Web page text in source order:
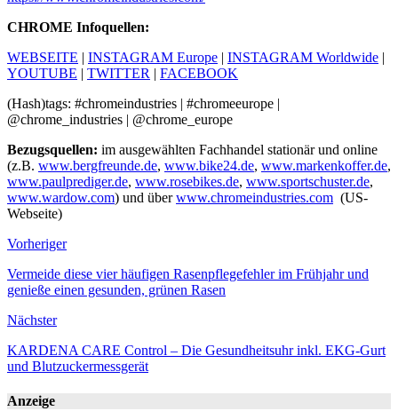
CHROME Infoquellen:
WEBSEITE | INSTAGRAM Europe | INSTAGRAM Worldwide |
YOUTUBE | TWITTER | FACEBOOK
(Hash)tags: #chromeindustries | #chromeeurope |
@chrome_industries | @chrome_europe
Bezugsquellen: im ausgewählten Fachhandel stationär und online
(z.B. www.bergfreunde.de, www.bike24.de, www.markenkoffer.de,
www.paulprediger.de, www.rosebikes.de, www.sportschuster.de,
www.wardow.com) und überwww.chromeindustries.com (US-
Webseite)
Vorheriger
Vermeide diese vier häufigen Rasenpflegefehler im Frühjahr und
genieße einen gesunden, grünen Rasen
Nächster
KARDENA CARE Control – Die Gesundheitsuhr inkl. EKG-Gurt
und Blutzuckermessgerät
Anzeige